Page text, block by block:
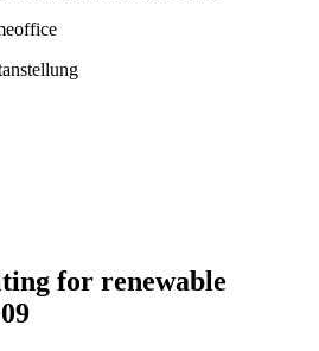
for renewable